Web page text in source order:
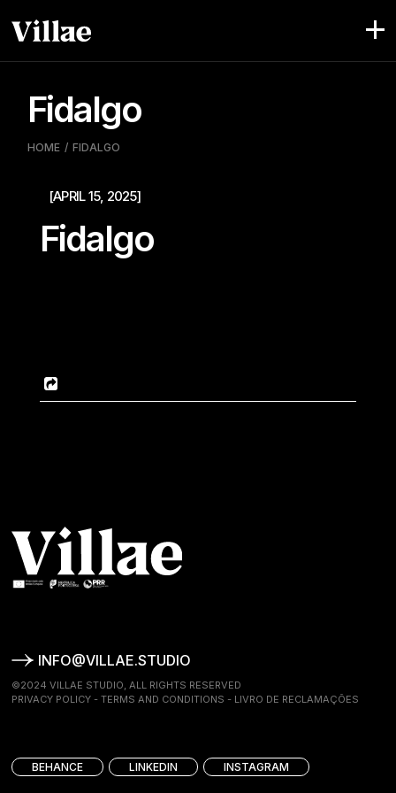
para
Fidalgo
HOME FIDALGO
[APRIL 15, 2025]
Fidalgo
INFO@VILLAE.STUDIO
©2024 VILLAE STUDIO, ALL RIGHTS RESERVED
PRIVACY POLICY -TERMS AND CONDITIONS - LIVRO DE RECLAMAÇÕES
BEHANCE LINKEDIN INSTAGRAM